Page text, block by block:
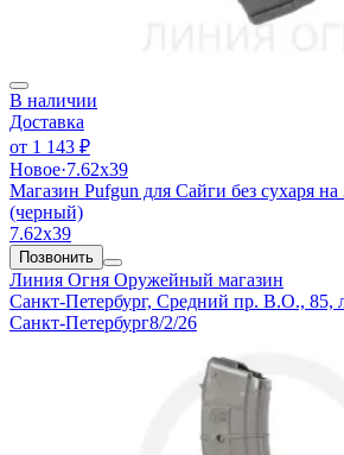
В наличии
Доставка
от 1 143 ₽
Новое·7.62х39
Магазин Pufgun для Сайги без сухаря
(черный)
7.62х39
Позвонить
Линия Огня Оружейный магазин
Санкт-Петербург, Средний пр. В.О., 85,
Санкт-Петербург8/2/26